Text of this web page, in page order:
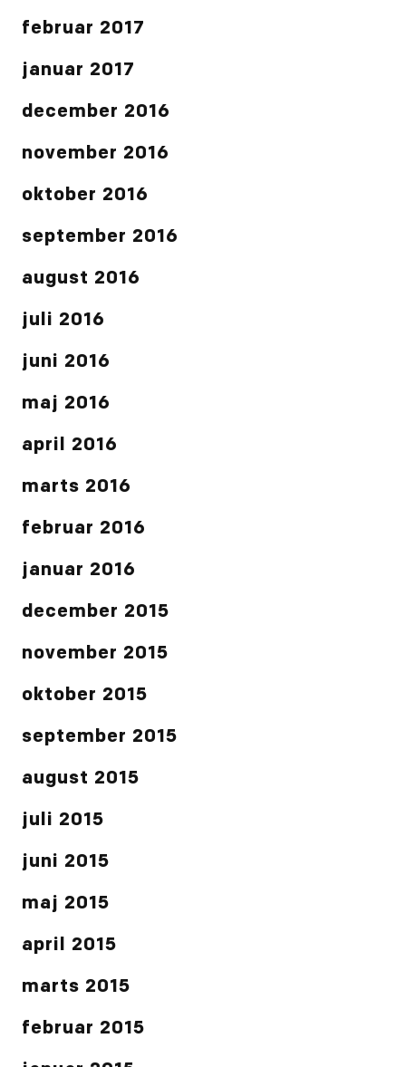
februar 2017
januar 2017
december 2016
november 2016
oktober 2016
september 2016
august 2016
juli 2016
juni 2016
maj 2016
april 2016
marts 2016
februar 2016
januar 2016
december 2015
november 2015
oktober 2015
september 2015
august 2015
juli 2015
juni 2015
maj 2015
april 2015
marts 2015
februar 2015